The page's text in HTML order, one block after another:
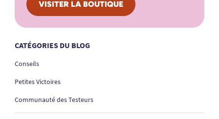
VISITER LA BOUTIQUE
CATÉGORIES DU BLOG
Conseils
Petites Victoires
Communauté des Testeurs